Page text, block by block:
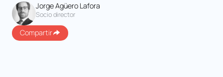
Jorge Agüero Lafora
Socio director
Compartir